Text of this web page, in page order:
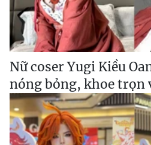
Nữ coser Yugi Kiều
nóng bỏng, khoe trọn